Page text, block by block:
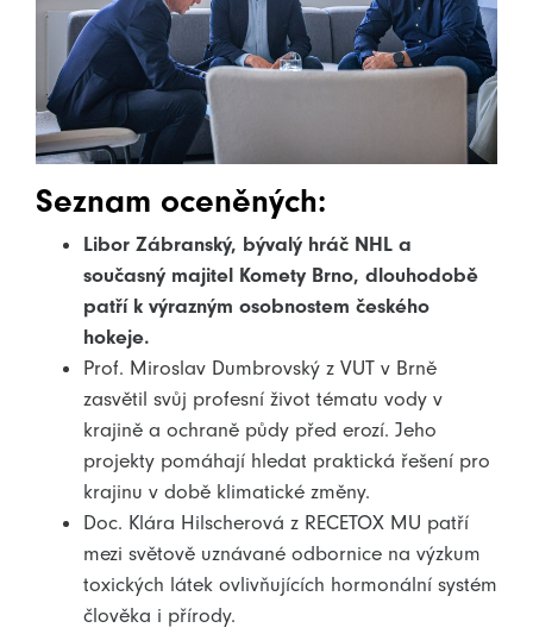
Seznam oceněných:
Libor Zábranský, bývalý hráč NHL a
současný majitel Komety Brno, dlouhodobě
patří k výrazným osobnostem českého
hokeje.
Prof. Miroslav Dumbrovský z VUT v Brně
zasvětil svůj profesní život tématu vody v
krajině a ochraně půdy před erozí. Jeho
projekty pomáhají hledat praktická řešení pro
krajinu v době klimatické změny.
Doc. Klára Hilscherová z RECETOX MU patří
mezi světově uznávané odbornice na výzkum
toxických látek ovlivňujících hormonální systém
člověka i přírody.